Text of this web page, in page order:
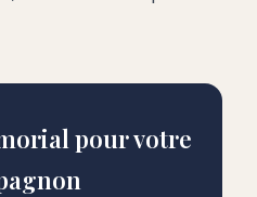
pour votre